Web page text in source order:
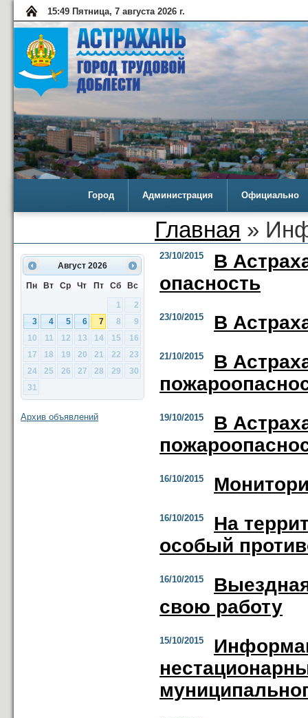
15:49 Пятница, 7 августа 2026 г.
Город Администрация Официально
Главная »
Август 2026
Пн Вт Ср Чт Пт Сб
Вс
1
2
3
4 5 6 7 8
9
10
11 12 13 14 15
16
17
18 19 20 21 22
23
24
25 26 27 28 29
30
31
Архив объявлений
23/10/2015
В
опасность
23/10/2015 В
21/10/2015
В
19/10/2015
В
16/10/2015
16/10/2015
На
особый
16/10/2015
свою работу
15/10/2015